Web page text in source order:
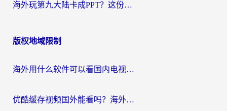
海外玩第九大陆卡成PPT？这份网络加速指南帮你丝滑上分
版权地域限制
海外用什么软件可以看国内电视？留学生亲测有效的追剧自由指南
优酷缓存视频国外能看吗？海外党追剧看片的终极解决方案来了